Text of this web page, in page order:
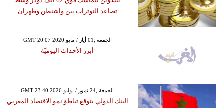
تصاعد التوترات بين واشنطن وطهران
GMT 20:07 2020 الجمعة ,01 أيار / مايو
أبرز الأحداث اليوميّة
GMT 23:40 2026 الجمعة ,24 تموز / يوليو
البنك الدولي يتوقع تباطؤ نمو الاقتصاد المغربي